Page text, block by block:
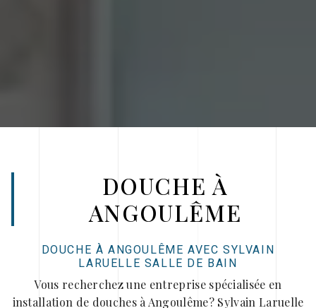
DOUCHE À
ANGOULÊME
DOUCHE À ANGOULÊME AVEC SYLVAIN
LARUELLE SALLE DE BAIN
Vous recherchez une entreprise spécialisée en
installation de douches à Angoulême? Sylvain Laruelle